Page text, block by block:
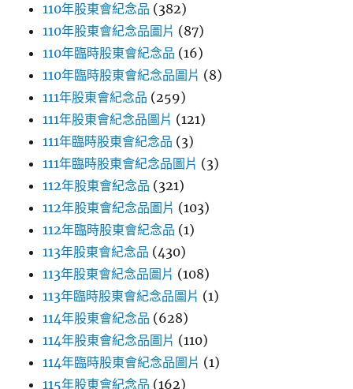
110年股東會紀念品 (382)
110年股東會紀念品圖片 (87)
110年臨時股東會紀念品 (16)
110年臨時股東會紀念品圖片 (8)
111年股東會紀念品 (259)
111年股東會紀念品圖片 (121)
111年臨時股東會紀念品 (3)
111年臨時股東會紀念品圖片 (3)
112年股東會紀念品 (321)
112年股東會紀念品圖片 (103)
112年臨時股東會紀念品 (1)
113年股東會紀念品 (430)
113年股東會紀念品圖片 (108)
113年臨時股東會紀念品圖片 (1)
114年股東會紀念品 (628)
114年股東會紀念品圖片 (110)
114年臨時股東會紀念品圖片 (1)
115年股東會紀念品 (162)